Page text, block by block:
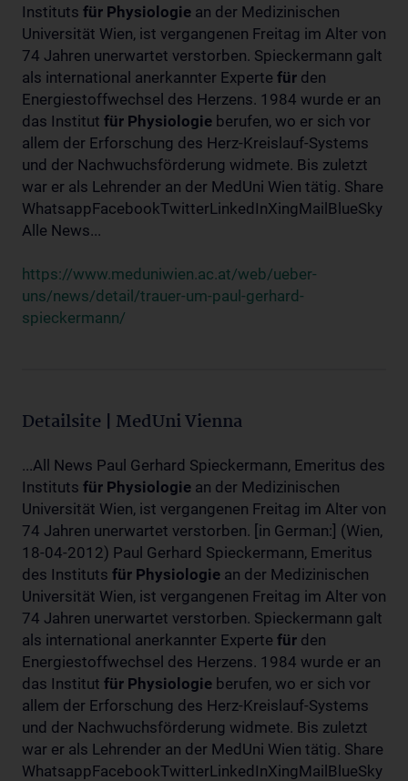
Instituts für Physiologie an der Medizinischen
Universität Wien, ist vergangenen Freitag im Alter von
74 Jahren unerwartet verstorben. Spieckermann galt
als international anerkannter Experte für den
Energiestoffwechsel des Herzens. 1984 wurde er an
das Institut für Physiologie berufen, wo er sich vor
allem der Erforschung des Herz-Kreislauf-Systems
und der Nachwuchsförderung widmete. Bis zuletzt
war er als Lehrender an der MedUni Wien tätig. Share
WhatsappFacebookTwitterLinkedInXingMailBlueSky
Alle News...
https://www.meduniwien.ac.at/web/ueber-
uns/news/detail/trauer-um-paul-gerhard-
spieckermann/
Detailsite | MedUni Vienna
...All News Paul Gerhard Spieckermann, Emeritus des
Instituts für Physiologie an der Medizinischen
Universität Wien, ist vergangenen Freitag im Alter von
74 Jahren unerwartet verstorben. [in German:] (Wien,
18-04-2012) Paul Gerhard Spieckermann, Emeritus
des Instituts für Physiologie an der Medizinischen
Universität Wien, ist vergangenen Freitag im Alter von
74 Jahren unerwartet verstorben. Spieckermann galt
als international anerkannter Experte für den
Energiestoffwechsel des Herzens. 1984 wurde er an
das Institut für Physiologie berufen, wo er sich vor
allem der Erforschung des Herz-Kreislauf-Systems
und der Nachwuchsförderung widmete. Bis zuletzt
war er als Lehrender an der MedUni Wien tätig. Share
WhatsappFacebookTwitterLinkedInXingMailBlueSky